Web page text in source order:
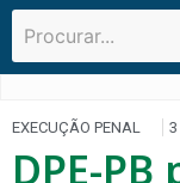
EXECUÇÃO PENAL
DPE-